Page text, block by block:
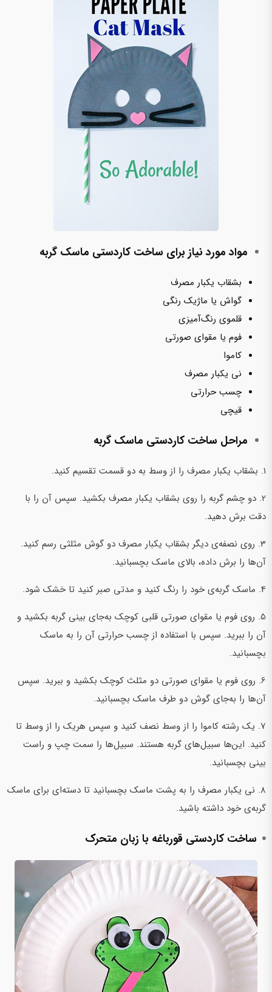
مواد مورد نیاز برای ساخت کاردستی ماسک گربه
بشقاب یکبار مصرف
گواش یا ماژیک رنگی
قلموی رنگ‌آمیزی
فوم یا مقوای صورتی
کاموا
نی یکبار مصرف
چسب حرارتی
قیچی
مراحل ساخت کاردستی ماسک گربه
1. بشقاب یکبار مصرف را از وسط به دو قسمت تقسیم کنید.
2. دو چشم گربه را روی بشقاب یکبار مصرف بکشید. سپس آن را با
دقت برش دهید.
3. روی نصفه‌ی دیگر بشقاب یکبار مصرف دو گوش مثلثی رسم کنید.
آن‌ها را برش داده، بالای ماسک بچسبانید.
4. ماسک گربه‌ی خود را رنگ کنید و مدتی صبر کنید تا خشک شود.
5. روی فوم یا مقوای صورتی قلبی کوچک به‌جای بینی گربه بکشید و
آن را ببرید. سپس با استفاده از چسب حرارتی آن را به ماسک
بچسبانید.
6. روی فوم یا مقوای صورتی دو مثلث کوچک بکشید و ببرید. سپس
آن‌ها را به‌جای گوش دو طرف ماسک بچسبانید.
7. یک رشته کاموا را از وسط نصف کنید و سپس هریک را از وسط تا
کنید. این‌ها سبیل‌های گربه هستند. سبیل‌ها را سمت چپ و راست
بینی بچسبانید.
8. نی یکبار مصرف را به پشت ماسک بچسبانید تا دسته‌ای برای ماسک
گربه‌ی خود داشته باشید.
ساخت کاردستی قورباغه با زبان متحرک